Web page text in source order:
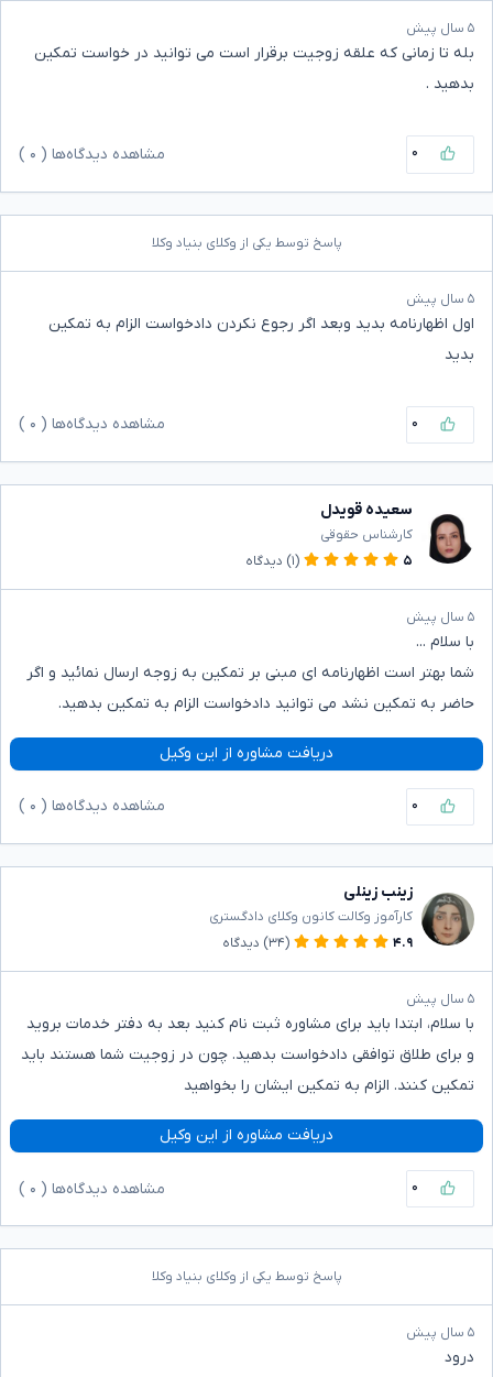
۵ سال پیش
بله تا زمانی که علقه زوجیت برقرار است می توانید در خواست تمکین
بدهید .
۰ مشاهده دیدگاه‌ها ( ۰
پاسخ توسط یکی از وکلای بنیاد وکلا
۵ سال پیش
اول اظهارنامه بدید وبعد اگر رجوع نکردن دادخواست الزام به تمکین
بدید
۰ مشاهده دیدگاه‌ها ( ۰
سعیده قویدل
کارشناس حقوقی
۵
(۱) دیدگاه
۵ سال پیش
با سلام ...
شما بهتر است اظهارنامه ای مبنی بر تمکین به زوجه ارسال نمائید و اگر
حاضر به تمکین نشد می توانید دادخواست الزام به تمکین بدهید.
دریافت مشاوره از این وکیل
۰ مشاهده دیدگاه‌ها ( ۰
زینب زینلی
کارآموز وکالت کانون وکلای دادگستری
۴.۹
(۳۴) دیدگاه
۵ سال پیش
با سلام، ابتدا باید برای مشاوره ثبت نام کنید بعد به دفتر خدمات بروید
و برای طلاق توافقی دادخواست بدهید. چون در زوجیت شما هستند باید
تمکین کنند. الزام به تمکین ایشان را بخواهید
دریافت مشاوره از این وکیل
۰ مشاهده دیدگاه‌ها ( ۰
پاسخ توسط یکی از وکلای بنیاد وکلا
۵ سال پیش
درود